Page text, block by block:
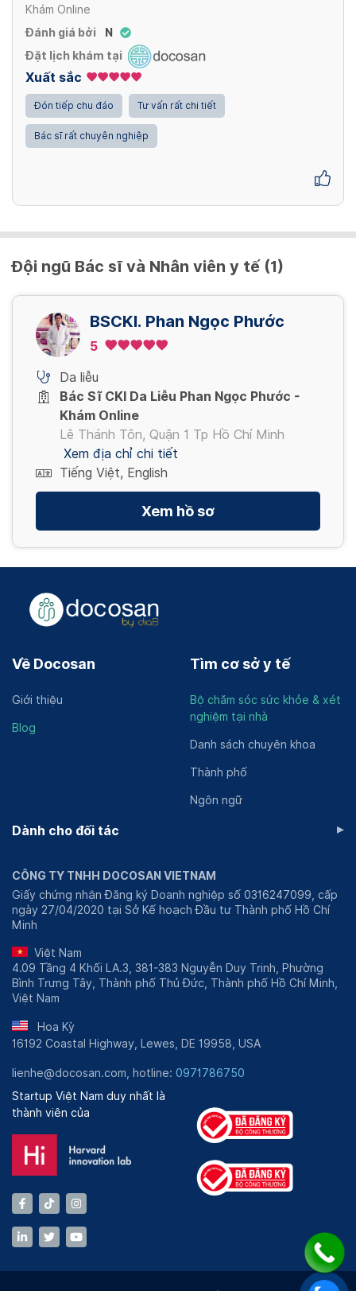
Khám Online
Đánh giá bởi
N
Đặt lịch khám tại
Xuất sắc
Đón tiếp chu đáo Tư vấn rất chi tiết
Bác sĩ rất chuyên nghiệp
Đội ngũ Bác sĩ và Nhân viên y tế (1)
BSCKI. Phan Ngọc Phước
5
Da liễu
Bác Sĩ CKI Da Liễu Phan Ngọc Phước -
Khám Online
Lê Thánh Tôn, Quận 1 Tp Hồ Chí Minh
Xem địa chỉ chi tiết
Tiếng Việt, English
Xem hồ sơ
Về Docosan
Giới thiệu
Blog
Tìm cơ sở y tế
Bộ chăm sóc sức khỏe & xét
nghiệm tại nhà
Danh sách chuyên khoa
Thành phố
Ngôn ngữ
Dành cho đối tác ▸
CÔNG TY TNHH DOCOSAN VIETNAM
Giấy chứng nhận Đăng ký Doanh nghiệp số 0316247099, cấp
ngày 27/04/2020 tại Sở Kế hoạch Đầu tư Thành phố Hồ Chí
Minh
Việt Nam
4.09 Tầng 4 Khối LA.3, 381-383 Nguyễn Duy Trinh, Phường
Bình Trưng Tây, Thành phố Thủ Đức, Thành phố Hồ Chí Minh,
Việt Nam
Hoa Kỳ
16192 Coastal Highway, Lewes, DE 19958, USA
lienhe@docosan.com, hotline: 0971786750
Startup Việt Nam duy nhất là
thành viên của